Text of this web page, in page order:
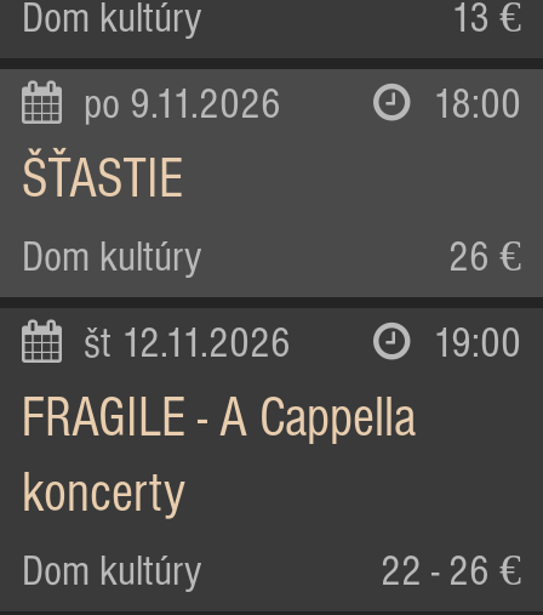
Dom kultúry 13 €
po 9.11.2026 18:00
ŠŤASTIE
Dom kultúry 26 €
št 12.11.2026 19:00
FRAGILE - A Cappella
koncerty
Dom kultúry 22 - 26 €